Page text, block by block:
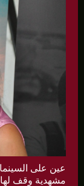
عين على السينما
مشهدية وقف لها